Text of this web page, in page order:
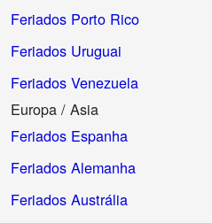
Feriados Porto Rico
Feriados Uruguai
Feriados Venezuela
Europa / Asia
Feriados Espanha
Feriados Alemanha
Feriados Austrália